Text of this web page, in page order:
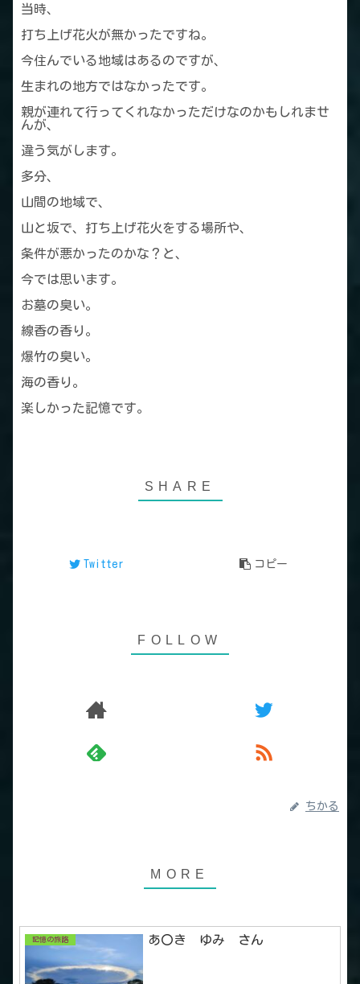
当時、
打ち上げ花火が無かったですね。
今住んでいる地域はあるのですが、
生まれの地方ではなかったです。
親が連れて行ってくれなかっただけなのかもしれませ
んが、
違う気がします。
多分、
山間の地域で、
山と坂で、打ち上げ花火をする場所や、
条件が悪かったのかな？と、
今では思います。
お墓の臭い。
線香の香り。
爆竹の臭い。
海の香り。
楽しかった記憶です。
Twitter コピー
ちかる
記憶の旅路 あ〇き ゆみ さん